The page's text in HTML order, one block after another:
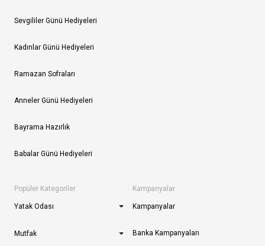
Sevgililer Günü Hediyeleri
Kadınlar Günü Hediyeleri
Ramazan Sofraları
Anneler Günü Hediyeleri
Bayrama Hazırlık
Babalar Günü Hediyeleri
Popüler Kategoriler
Yatak Odası
Mutfak
Kampanyalar
Kampanyalar
Banka Kampanyaları